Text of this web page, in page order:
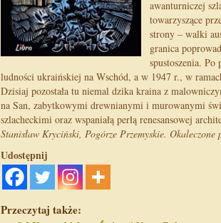
awanturniczej
towarzyszące
strony – walki
granica
spustoszenia.
ludności ukraińskiej na Wschód, a w 1947 r., w
Dzisiaj pozostała tu niemal dzika kraina z
na San, zabytkowymi drewnianymi i murowanymi
szlacheckimi oraz wspaniałą perłą renesansowej
Stanisław Kryciński, Pogórze Przemyskie.
Udostępnij
Przeczytaj także: